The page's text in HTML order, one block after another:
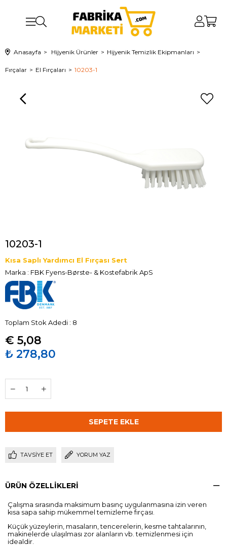
Anasayfa Hijyenik Ürünler Hijyenik Temizlik Ekipmanları
Fırçalar El Fırçaları 10203-1
10203-1
Kısa Saplı Yardımcı El Fırçası Sert
Marka : FBK Fyens-Børste- & Kostefabrik ApS
Toplam Stok Adedi : 8
€ 5,08
₺ 278,80
TAVSIYE ET YORUM YAZ
ÜRÜN ÖZELLIKLERI
Çalışma sırasında maksimum basınç uygulanmasına izin veren
kısa sapa sahip mükemmel temizleme fırçası.
Küçük yüzeylerin, masaların, tencerelerin, kesme tahtalarının,
makinelerde ulaşılması zor alanların vb. temizlenmesi için
idealdir.